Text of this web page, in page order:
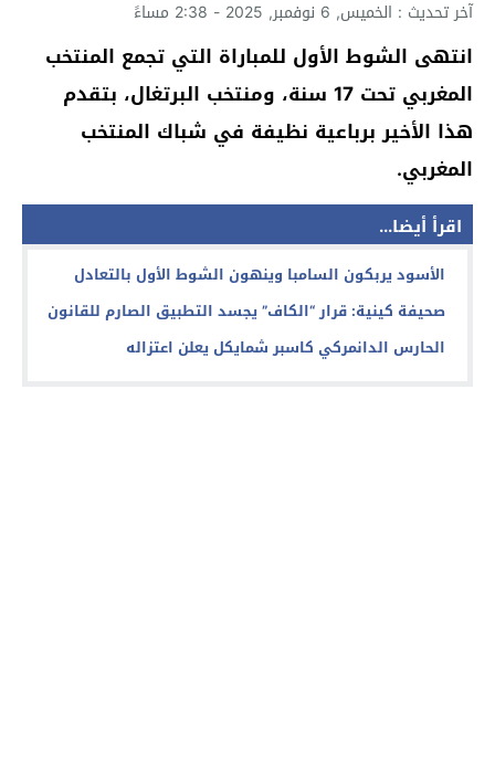
آخر تحديث : الخميس, 6 نوفمبر, 2025 - 2:38 مساءً
انتهى الشوط الأول للمباراة التي تجمع المنتخب
المغربي تحت 17 سنة، ومنتخب البرتغال، بتقدم
هذا الأخير برباعية نظيفة في شباك المنتخب
المغربي.
اقرأ أيضا...
الأسود يربكون السامبا وينهون الشوط الأول بالتعادل
صحيفة كينية: قرار “الكاف” يجسد التطبيق الصارم للقانون
الحارس الدانمركي كاسبر شمايكل يعلن اعتزاله